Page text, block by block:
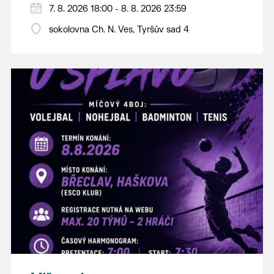
PÁTEK 7. srpna
18:00 - ruční stavění máje
14:00 - krojový průvod pro stárky od
hostince “U Buvola”
16:00 - odpolední zábava na sokolovně
21:00 - večerní zábava
K tanci a poslechu bude hrát DH
Lanžhotčané.
Těšíme se na Vás!
7. 8. 2026 18:00 - 8. 8. 2026 23:59
sokolovna Ch. N. Ves, Tyršův sad 4